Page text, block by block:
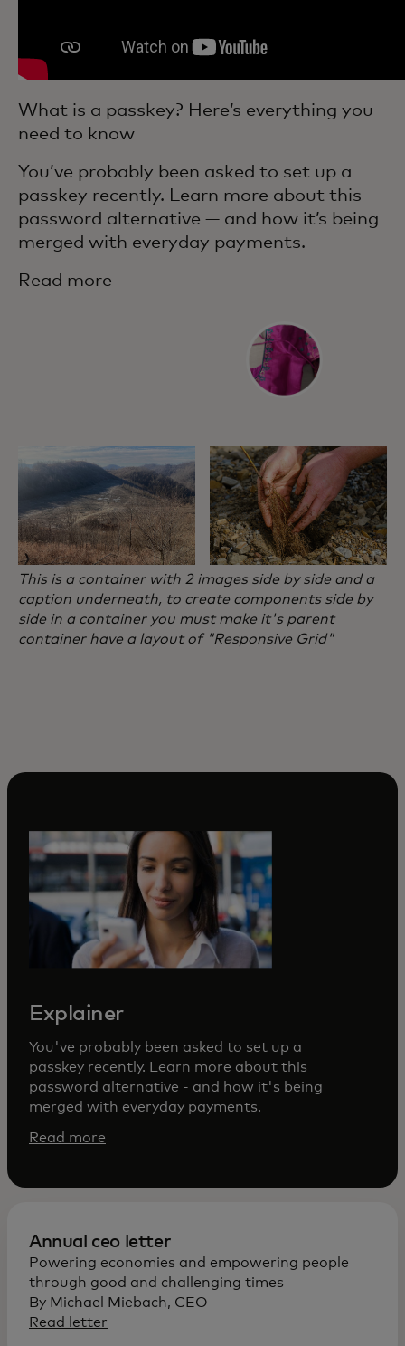
What is a passkey? Here’s everything you
need to know
You’ve probably been asked to set up a
passkey recently. Learn more about this
password alternative — and how it’s being
merged with everyday payments.
Read more
This is a container with 2 images side by side and a
caption underneath, to create components side by
side in a container you must make it's parent
container have a layout of "Responsive Grid"
Explainer
You've probably been asked to set up a
passkey recently. Learn more about this
password alternative - and how it's being
merged with everyday payments.
Read more
Annual ceo letter
Powering economies and empowering people
through good and challenging times
By Michael Miebach, CEO
Read letter